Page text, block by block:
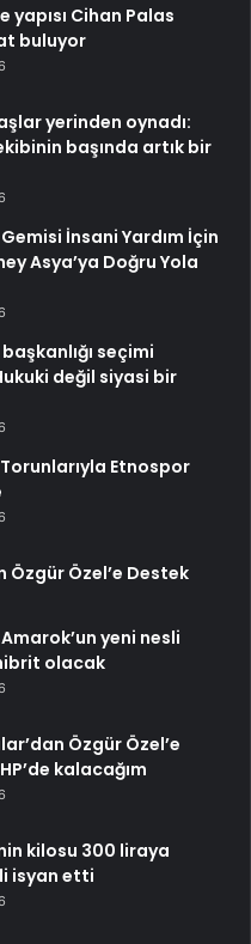
yapısı Cihan Palas
buluyor
yerinden oynadı:
başında artık bir
İnsani Yardım İçin
Asya’ya Doğru Yola
seçimi
değil siyasi bir
Etnospor
Özel’e Destek
yeni nesli
olacak
Özgür Özel’e
kalacağım
kilosu 300 liraya
isyan etti